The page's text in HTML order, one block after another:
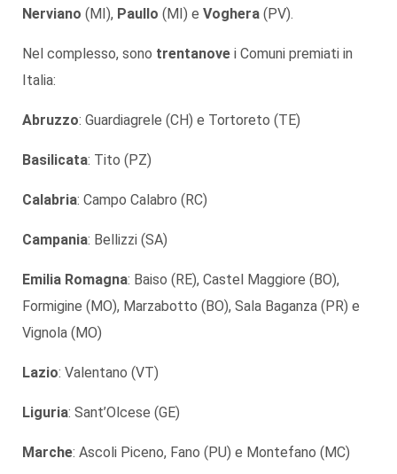
Nerviano (MI), Paullo (MI) e Voghera (PV).
Nel complesso, sono trentanove i Comuni premiati in
Italia:
Abruzzo: Guardiagrele (CH) e Tortoreto (TE)
Basilicata: Tito (PZ)
Calabria: Campo Calabro (RC)
Campania: Bellizzi (SA)
Emilia Romagna: Baiso (RE), Castel Maggiore (BO),
Formigine (MO), Marzabotto (BO), Sala Baganza (PR) e
Vignola (MO)
Lazio: Valentano (VT)
Liguria: Sant’Olcese (GE)
Marche: Ascoli Piceno, Fano (PU) e Montefano (MC)